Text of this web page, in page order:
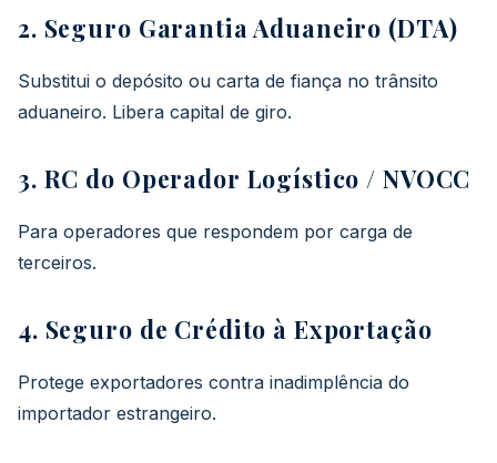
2. Seguro Garantia Aduaneiro (DTA)
Substitui o depósito ou carta de fiança no trânsito
aduaneiro. Libera capital de giro.
3. RC do Operador Logístico / NVOCC
Para operadores que respondem por carga de
terceiros.
4. Seguro de Crédito à Exportação
Protege exportadores contra inadimplência do
importador estrangeiro.